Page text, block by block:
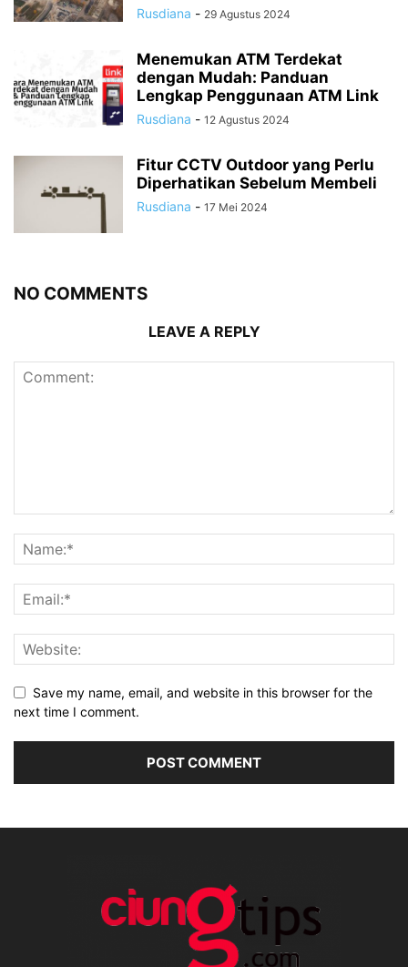
Rusdiana - 29 Agustus 2024
Menemukan ATM Terdekat
dengan Mudah: Panduan
Lengkap Penggunaan ATM Link
Rusdiana - 12 Agustus 2024
Fitur CCTV Outdoor yang Perlu
Diperhatikan Sebelum Membeli
Rusdiana - 17 Mei 2024
NO COMMENTS
LEAVE A REPLY
Save my name, email, and website in this browser for the
next time I comment.